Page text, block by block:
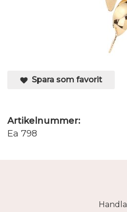
Spara som favorit
Artikelnummer:
Ea 798
Handla